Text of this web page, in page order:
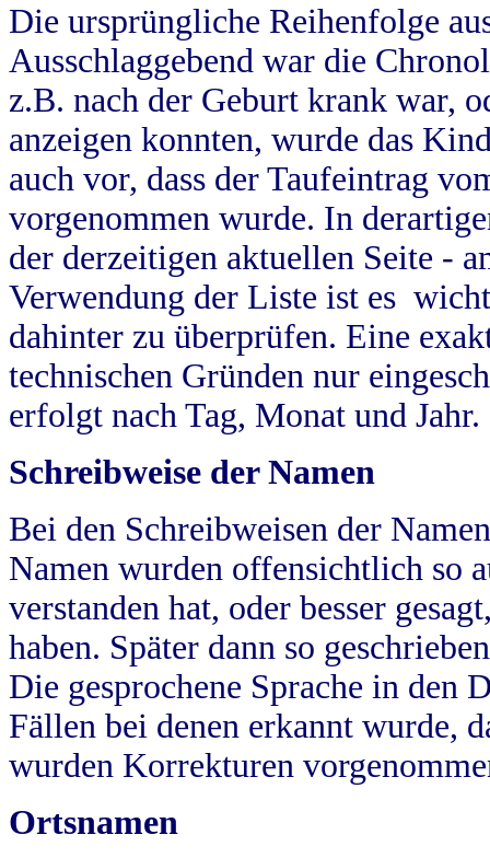
Die ursprüngliche Reihenfolge
Ausschlaggebend war die
z.B. nach der Geburt krank war,
anzeigen konnten, wurde das
auch vor, dass der Taufeintrag
vorgenommen wurde. In
der derzeitigen aktuellen Seite -
Verwendung der Liste ist es
dahinter zu überprüfen. Eine
technischen Gründen nur
erfolgt nach Tag, Monat und Jahr.
Schreibweise der Namen
Bei den Schreibweisen der
Namen wurden offensichtlich so
verstanden hat, oder besser
haben. Später dann so
Die gesprochene Sprache in
Fällen bei denen erkannt wurde,
wurden Korrekturen
Ortsnamen